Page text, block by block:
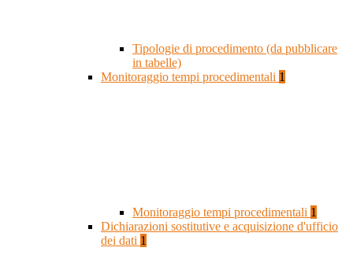
Tipologie di procedimento (da pubblicare
in tabelle)
Monitoraggio tempi procedimentali 1
Monitoraggio tempi procedimentali 1
Dichiarazioni sostitutive e acquisizione d'ufficio
dei dati 1